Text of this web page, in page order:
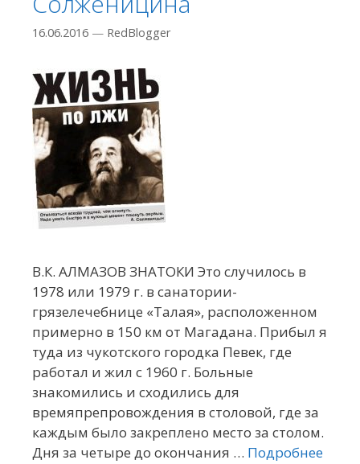
16.06.2016 — RedBlogger
В.К. АЛМАЗОВ ЗНАТОКИ Это случилось в
1978 или 1979 г. в санатории-
грязелечебнице «Талая», расположенном
примерно в 150 км от Магадана. Прибыл я
туда из чукотского городка Певек, где
работал и жил с 1960 г. Больные
знакомились и сходились для
времяпрепровождения в столовой, где за
каждым было закреплено место за столом.
Дня за четыре до окончания … Подробнее